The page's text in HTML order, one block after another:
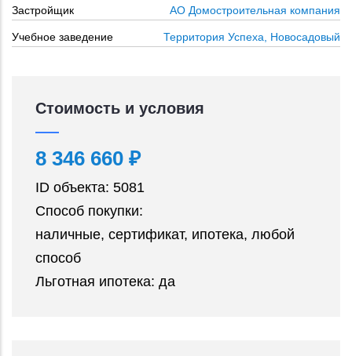
Застройщик АО Домостроительная компания
Учебное заведение Территория Успеха, Новосадовый
Стоимость и условия
8 346 660 ₽
ID объекта: 5081
Способ покупки:
наличные, сертификат, ипотека, любой
способ
Льготная ипотека: да